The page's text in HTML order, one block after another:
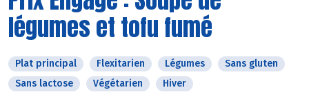
légumes et tofu fumé
Plat principal Flexitarien Légumes
Sans gluten
Sans lactose
Végétarien Hiver